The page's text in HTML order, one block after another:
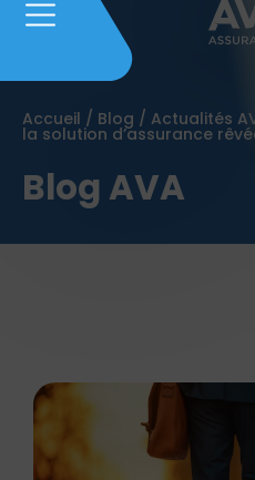
Accueil / Blog / Actualités
la solution d’assurance
Blog AVA